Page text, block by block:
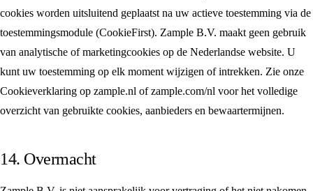
cookies worden uitsluitend geplaatst na uw actieve toestemming via de
toestemmingsmodule (CookieFirst). Zample B.V. maakt geen gebruik
van analytische of marketingcookies op de Nederlandse website. U
kunt uw toestemming op elk moment wijzigen of intrekken. Zie onze
Cookieverklaring op zample.nl of zample.com/nl voor het volledige
overzicht van gebruikte cookies, aanbieders en bewaartermijnen.
14. Overmacht